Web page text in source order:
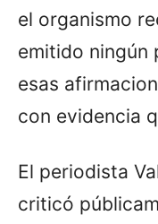
el organismo
emitido ningún
esas
con evidencia
El periodista
criticó